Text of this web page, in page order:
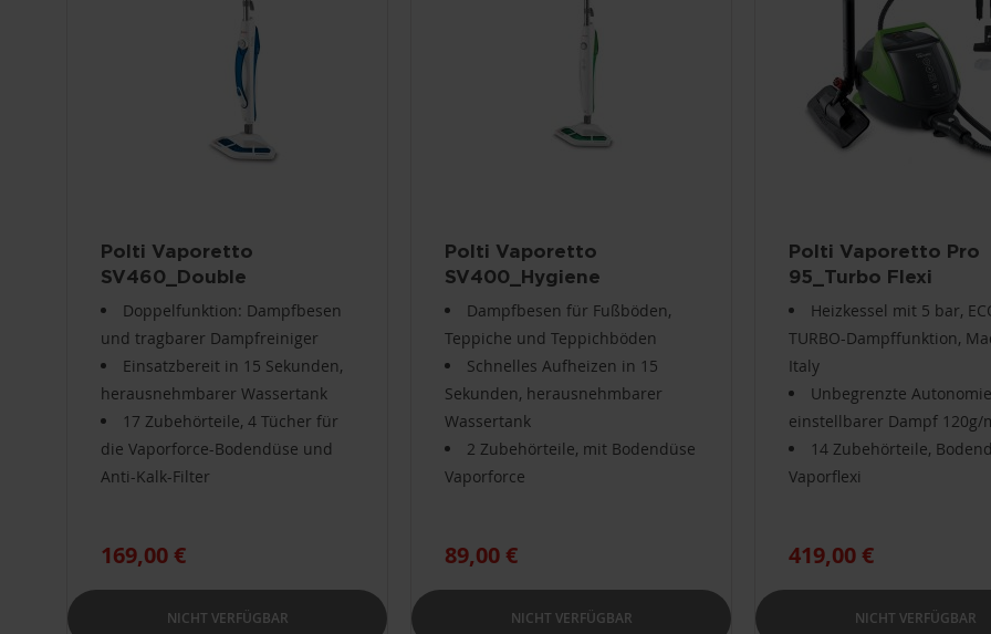
Polti Vaporetto
SV460_Double
Doppelfunktion: Dampfbesen
und tragbarer Dampfreiniger
Einsatzbereit in 15 Sekunden,
herausnehmbarer Wassertank
17 Zubehörteile, 4 Tücher für
die Vaporforce-Bodendüse und
Anti-Kalk-Filter
169,00 €
NICHT VERFÜGBAR
Polti Vaporetto
SV400_Hygiene
Dampfbesen für Fußböden,
Teppiche und Teppichböden
Schnelles Aufheizen in 15
Sekunden, herausnehmbarer
Wassertank
2 Zubehörteile, mit Bodendüse
Vaporforce
89,00 €
NICHT VERFÜGBAR
Polti Vaporetto Pro
95_Turbo Flexi
Heizkessel mit 5 bar,
TURBO-Dampffunktion,
Italy
Unbegrenzte
einstellbarer Dampf 120g/
14 Zubehörteile,
Vaporflexi
419,00 €
NICHT VERFÜGBAR